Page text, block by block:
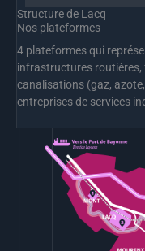
Structure de Lacq
Nos plateformes
4 plateformesqui
infrastructures routières,
canalisations (gaz,
entreprisesde services